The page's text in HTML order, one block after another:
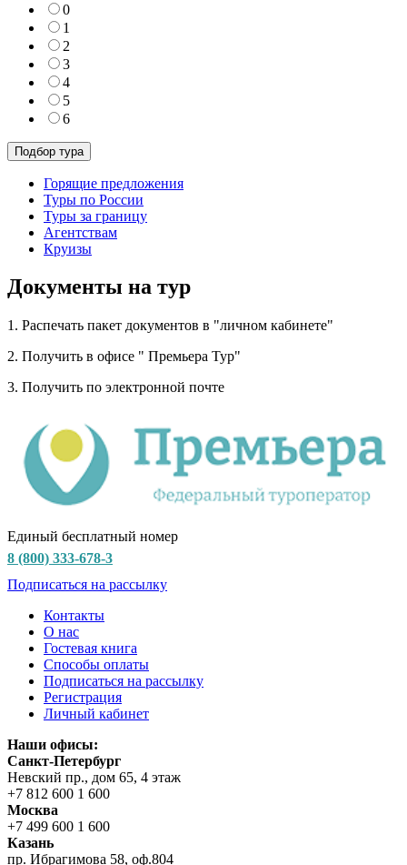
0
1
2
3
4
5
6
Горящие предложения
Туры по России
Туры за границу
Агентствам
Круизы
Документы на тур
1. Распечать пакет документов в "личном кабинете"
2. Получить в офисе " Премьера Тур"
3. Получить по электронной почте
Единый бесплатный номер
8 (800) 333-678-3
Подписаться на рассылку
Контакты
О нас
Гостевая книга
Способы оплаты
Подписаться на рассылку
Регистрация
Личный кабинет
Наши офисы:
Санкт-Петербург
Невский пр., дом 65, 4 этаж
+7 812 600 1 600
Москва
+7 499 600 1 600
Казань
пр. Ибрагимова 58, оф.804